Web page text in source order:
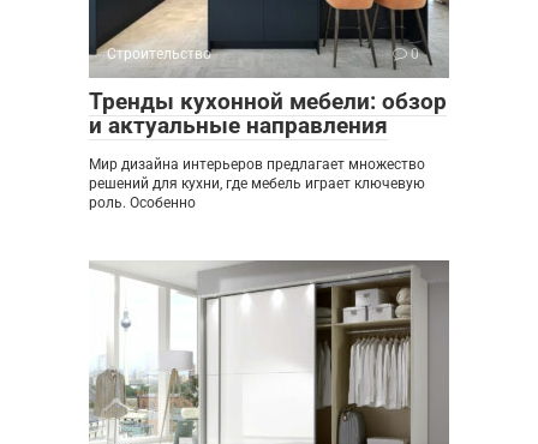
Строительство 0
Тренды кухонной мебели: обзор
и актуальные направления
Мир дизайна интерьеров предлагает множество
решений для кухни, где мебель играет ключевую
роль. Особенно